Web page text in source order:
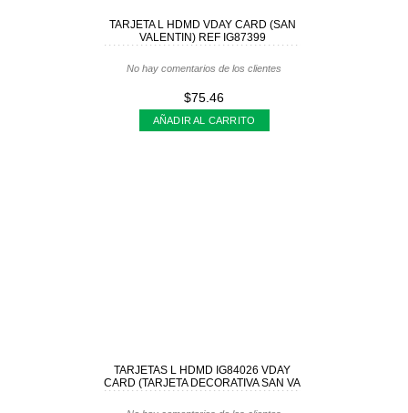
TARJETA L HDMD VDAY CARD (SAN
VALENTIN) REF IG87399
No hay comentarios de los clientes
$75.46
AÑADIR AL CARRITO
TARJETAS L HDMD IG84026 VDAY
CARD (TARJETA DECORATIVA SAN VA